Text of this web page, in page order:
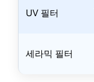
UV 필터
세라믹 필터